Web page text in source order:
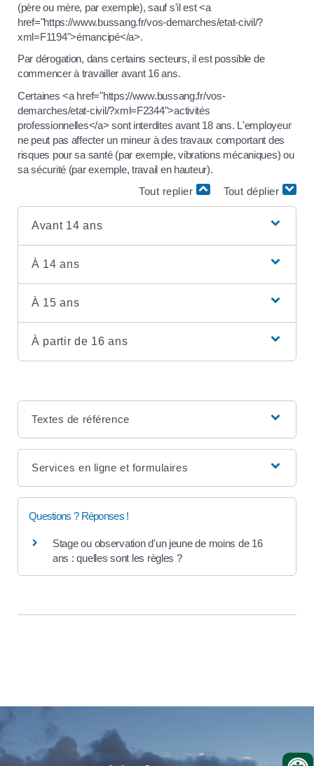
(père ou mère, par exemple), sauf s'il est <a
href="https://www.bussang.fr/vos-demarches/etat-civil/?
xml=F1194">émancipé</a>.
Par dérogation, dans certains secteurs, il est possible de
commencer à travailler avant 16 ans.
Certaines <a href="https://www.bussang.fr/vos-
demarches/etat-civil/?xml=F2344">activités
professionnelles</a> sont interdites avant 18 ans. L'employeur
ne peut pas affecter un mineur à des travaux comportant des
risques pour sa santé (par exemple, vibrations mécaniques) ou
sa sécurité (par exemple, travail en hauteur).
Tout replier
Tout déplier
Avant 14 ans
À 14 ans
À 15 ans
À partir de 16 ans
Textes de référence
Services en ligne et formulaires
Questions ? Réponses !
Stage ou observation d'un jeune de moins de 16
ans : quelles sont les règles ?